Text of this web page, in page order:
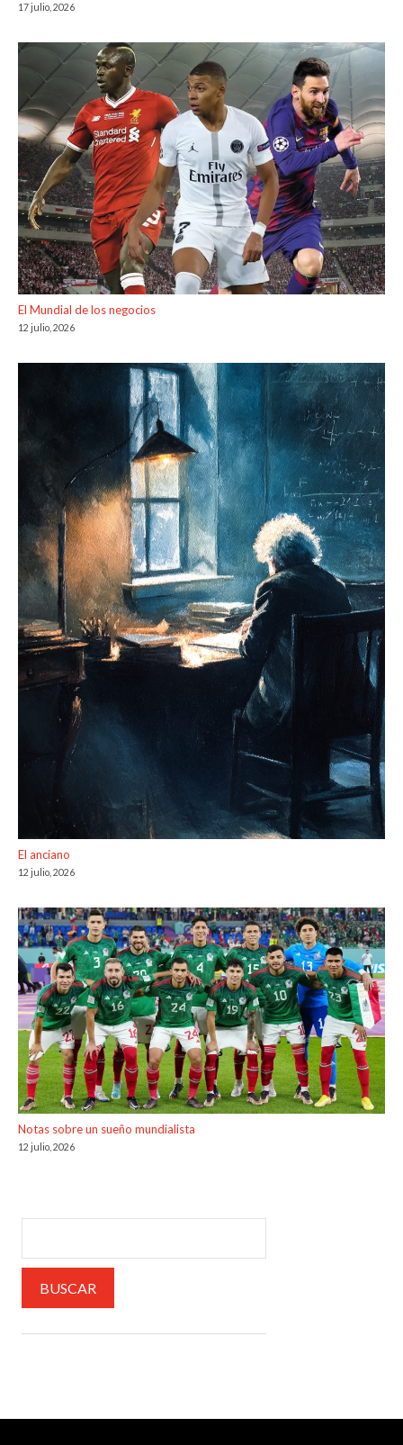
17 julio, 2026
El Mundial de los negocios
12 julio, 2026
El anciano
12 julio, 2026
Notas sobre un sueño mundialista
12 julio, 2026